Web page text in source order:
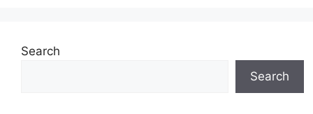
Search
Search